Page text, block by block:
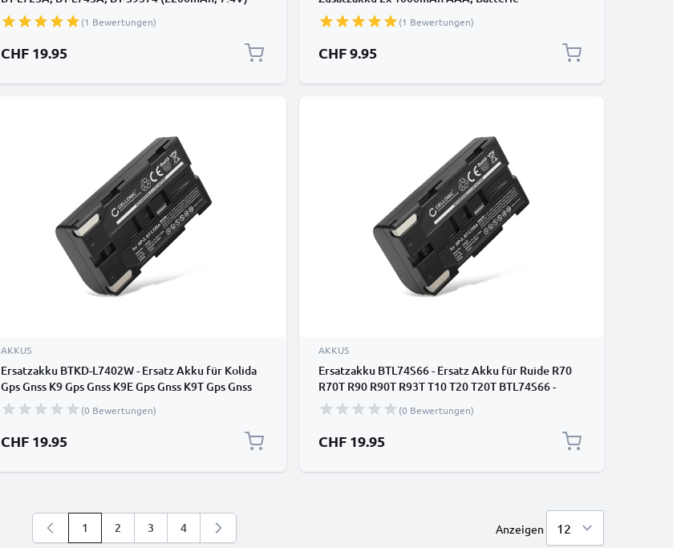
von CELLONIC
(1 Bewertungen)
CHF 19.95
(1 Bewertungen)
CHF 9.95
AKKUS
Ersatzakku BTKD-L7402W - Ersatz Akku für Kolida
Gps Gnss K9 Gps Gnss K9E Gps Gnss K9T Gps Gnss
K9TX GPS K7 Pin GPS Sanding L7402W BTKD-
L7402W - Zusatzakku 2200mAh, Batterie
(0 Bewertungen)
CHF 19.95
AKKUS
Ersatzakku BTL74S66 - Ersatz Akku für Ruide R70
R70T R90 R90T R93T T10 T20 T20T BTL74S66 -
Zusatzakku 2200mAh, Batterie
(0 Bewertungen)
CHF 19.95
Sie lesen gerade die Seite
1 Seite
2 Seite
3 Seite
4 Anzeigen